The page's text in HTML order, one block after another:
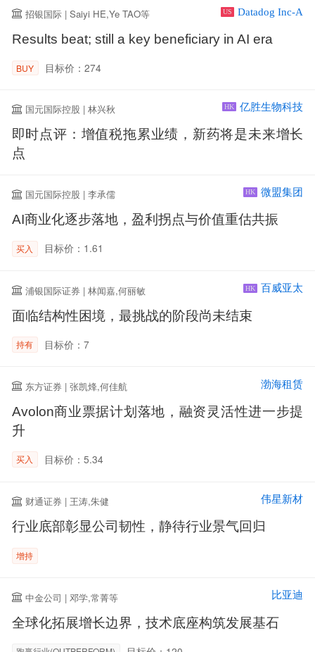
招银国际 | Saiyi HE,Ye TAO等 US Datadog Inc-A
Results beat; still a key beneficiary in AI era
BUY 目标价：274
国元国际控股 | 林兴秋 HK 亿胜生物科技
即时点评：增值税拖累业绩，新药将是未来增长
点
国元国际控股 | 李承儒 HK 微盟集团
AI商业化逐步落地，盈利拐点与价值重估共振
买入 目标价：1.61
浦银国际证券 | 林闻嘉,何丽敏 HK 百威亚太
面临结构性困境，最挑战的阶段尚未结束
持有 目标价：7
东方证券 | 张凯烽,何佳航 渤海租赁
Avolon商业票据计划落地，融资灵活性进一步提
升
买入 目标价：5.34
财通证券 | 王涛,朱健 伟星新材
行业底部彰显公司韧性，静待行业景气回归
增持
中金公司 | 邓学,常菁等 比亚迪
全球化拓展增长边界，技术底座构筑发展基石